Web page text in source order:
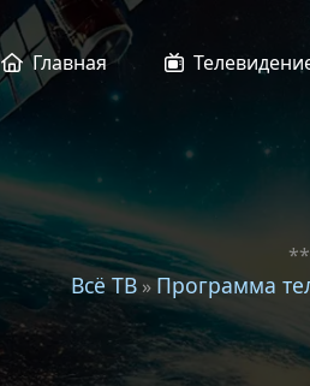
Главная
**
Всё ТВ »Программа